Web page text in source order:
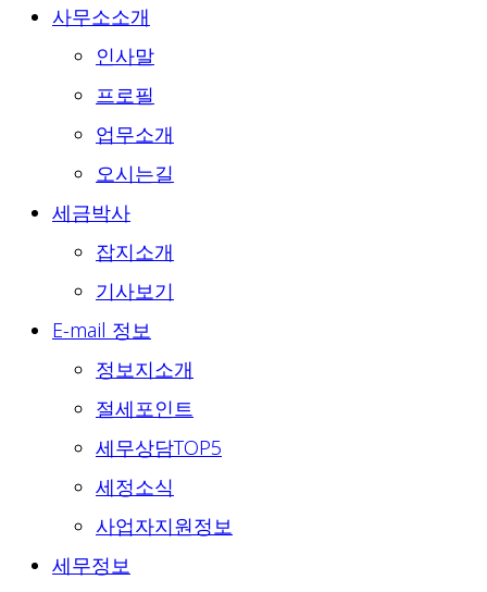
사무소소개
인사말
프로필
업무소개
오시는길
세금박사
잡지소개
기사보기
E-mail 정보
정보지소개
절세포인트
세무상담TOP5
세정소식
사업자지원정보
세무정보